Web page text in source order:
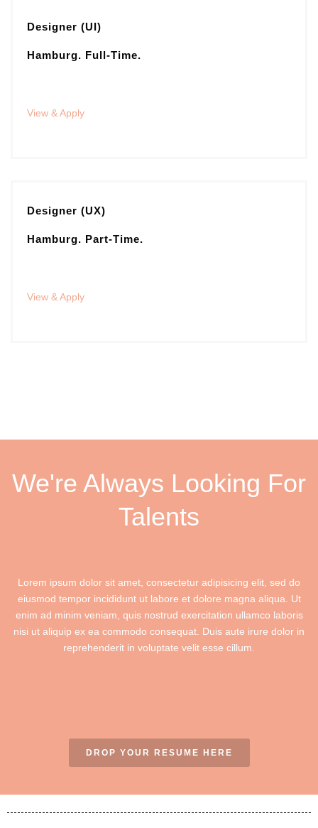
Designer (UI)
Hamburg. Full-Time.
View & Apply
Designer (UX)
Hamburg. Part-Time.
View & Apply
We're Always Looking For
Talents
Lorem ipsum dolor sit amet, consectetur adipisicing elit, sed do
eiusmod tempor incididunt ut labore et dolore magna aliqua. Ut
enim ad minim veniam, quis nostrud exercitation ullamco laboris
nisi ut aliquip ex ea commodo consequat. Duis aute irure dolor in
reprehenderit in voluptate velit esse cillum.
DROP YOUR RESUME HERE